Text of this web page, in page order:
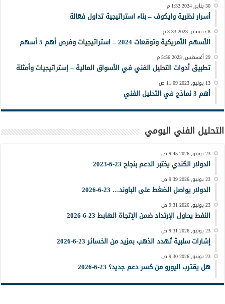
30 يناير, 2024 1:32 م
أسرار نظرية وايكوف – بناء استراتيجية تداول فعّالة
8 ديسمبر, 2023 3:33 م
الأسهم الأمريكية وتوقعات 2024 – استراتيجيات وفرص أهم 5 أسهم
29 أغسطس, 2023 5:56 م
تطبيق أدوات التحليل الفني في الأسواق المالية – إستراتيجيات وأمثلة
13 يوليو, 2023 11:09 ص
أهم 3 نماذج في التحليل الفني
التحليل الفني اليومي
23 يونيو, 2026 9:45 ص
الدولار الكندي يختبر الدعم بنجاح 23-6-2023
23 يونيو, 2026 9:39 ص
الدولار يواصل الضغط على الباوند… 23-6-2026
23 يونيو, 2026 9:31 ص
النفط يحاول الإرتداد ضمن الإتجاة الهابط 23-6-2026
23 يونيو, 2026 9:31 ص
إشارات سلبية تُهدد الذهب بمزيد من الخسائر 23-6-2026
23 يونيو, 2026 9:30 ص
هل يقترب اليورو من كسر دعم جديد؟ 23-6-2026